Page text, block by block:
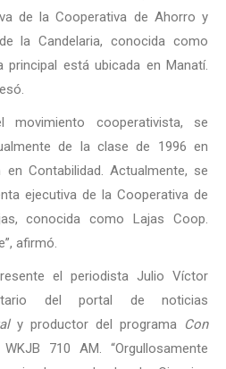
de la Cooperativa de Ahorro y
la Candelaria, conocida como
principal está ubicada en Manatí.
movimiento cooperativista, se
de la clase de 1996 en
Contabilidad. Actualmente, se
ejecutiva de la Cooperativa de
conocida como Lajas Coop.
afirmó.
el periodista Julio Víctor
del portal de noticias
y productor del programa Con
710 AM. “Orgullosamente